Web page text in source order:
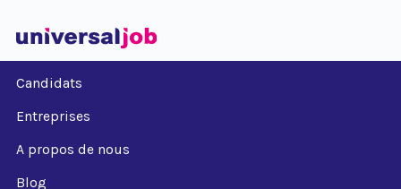
Candidats
Entreprises
A propos de nous
Blog